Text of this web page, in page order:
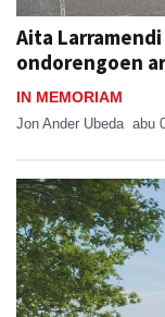
Aita
ondorengoen
IN MEMORIAM
Jon Ander Ubeda abu